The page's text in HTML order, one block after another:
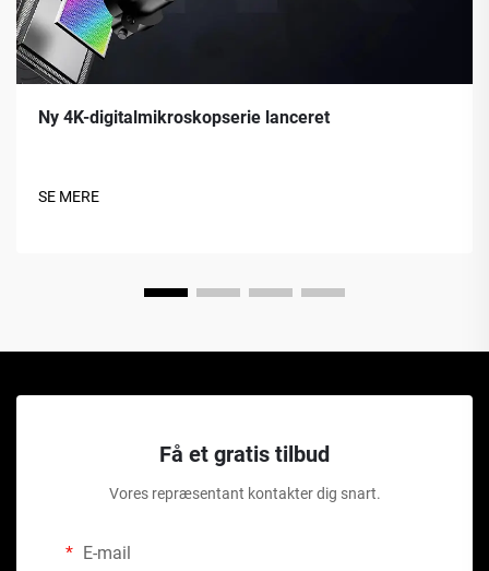
Ny 4K-digitalmikroskopserie lanceret
SE MERE
Få et gratis tilbud
Vores repræsentant kontakter dig snart.
E-mail